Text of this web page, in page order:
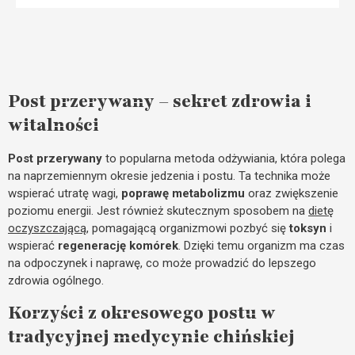
Post przerywany – sekret zdrowia i
witalności
Post przerywany to popularna metoda odżywiania, która polega
na naprzemiennym okresie jedzenia i postu. Ta technika może
wspierać utratę wagi, poprawę metabolizmu oraz zwiększenie
poziomu energii. Jest również skutecznym sposobem na dietę
oczyszczającą, pomagającą organizmowi pozbyć siętoksyn i
wspierać regenerację komórek. Dzięki temu organizm ma czas
na odpoczynek i naprawę, co może prowadzić do lepszego
zdrowia ogólnego.
Korzyści z okresowego postu w
tradycyjnej medycynie chińskiej